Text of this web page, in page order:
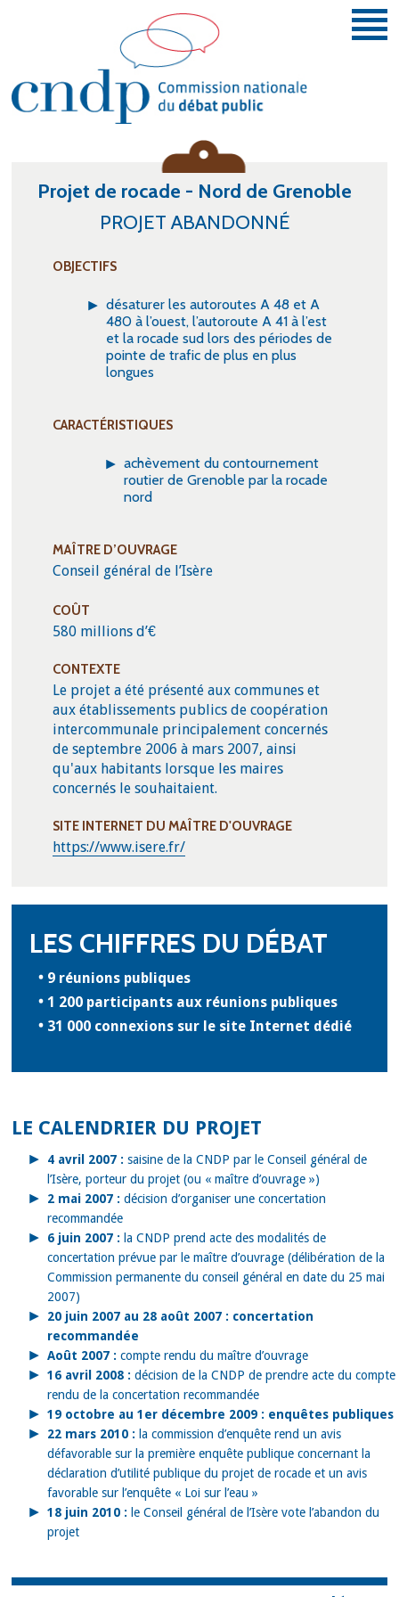
Aller au contenu principal
Projet de rocade - Nord de Grenoble
PROJET ABANDONNÉ
OBJECTIFS
désaturer les autoroutes A 48 et A
480 à l’ouest, l’autoroute A 41 à l’est
et la rocade sud lors des périodes de
pointe de trafic de plus en plus
longues
CARACTÉRISTIQUES
achèvement du contournement
routier de Grenoble par la rocade
nord
MAÎTRE D’OUVRAGE
Conseil général de l’Isère
COÛT
580 millions d’€
CONTEXTE
Le projet a été présenté aux communes et
aux établissements publics de coopération
intercommunale principalement concernés
de septembre 2006 à mars 2007, ainsi
qu'aux habitants lorsque les maires
concernés le souhaitaient.
SITE INTERNET DU MAÎTRE D'OUVRAGE
https://www.isere.fr/
LES CHIFFRES DU DÉBAT
9 réunions publiques
1 200 participants aux réunions publiques
31 000 connexions sur le site Internet dédié
LE CALENDRIER DU PROJET
4 avril 2007 : saisine de la CNDP par le Conseil général de
l’Isère, porteur du projet (ou « maître d’ouvrage »)
2 mai 2007 : décision d’organiser une concertation
recommandée
6 juin 2007 : la CNDP prend acte des modalités de
concertation prévue par le maître d’ouvrage (délibération de la
Commission permanente du conseil général en date du 25 mai
2007)
20 juin 2007 au 28 août 2007 : concertation
recommandée
Août 2007 : compte rendu du maître d’ouvrage
16 avril 2008 : décision de la CNDP de prendre acte du compte
rendu de la concertation recommandée
19 octobre au 1er décembre 2009 : enquêtes publiques
22 mars 2010 : la commission d’enquête rend un avis
défavorable sur la première enquête publique concernant la
déclaration d’utilité publique du projet de rocade et un avis
favorable sur l’enquête « Loi sur l’eau »
18 juin 2010 : le Conseil général de l’Isère vote l’abandon du
projet